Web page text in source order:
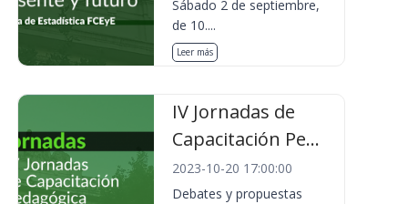
Sábado 2 de septiembre,
de 10....
Leer más
IV Jornadas de
Capacitación Pe...
2023-10-20 17:00:00
Debates y propuestas